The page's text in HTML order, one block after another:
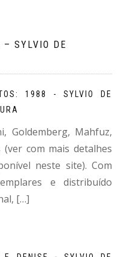
– SYLVIO DE
1988 - SYLVIO DE
Goldemberg, Mahfuz,
com mais detalhes
neste site). Com
e distribuído
[…]